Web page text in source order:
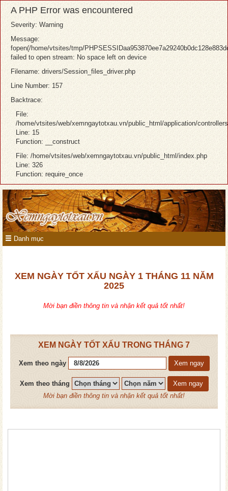
A PHP Error was encountered
Severity: Warning
Message:
fopen(/home/vtsites/tmp/
failed to open stream: No space left on device
Filename: drivers/Session_files_driver.php
Line Number: 157
Backtrace:
File:
/home/vtsites/web/xemngaytotxau.vn/public_html/application/
Line: 15
Function: __construct
File: /home/vtsites/web/xemngaytotxau.vn/public_html/index.php
Line: 326
Function: require_once
Danh mục
XEM NGÀY TỐT XẤU NGÀY 1 THÁNG 11 NĂM
2025
Mời bạn điền thông tin và nhận kết quả tốt nhất!
XEM NGÀY TỐT XẤU TRONG THÁNG 7
Xem theo ngày Xem ngay
Xem theo tháng
Xem ngay
Mời bạn điền thông tin và nhận kết quả tốt nhất!